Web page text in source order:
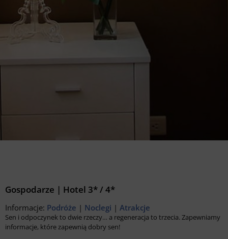
Gospodarze | Hotel 3* / 4*
Informacje: Podróże | Noclegi | Atrakcje
Sen i odpoczynek to dwie rzeczy… a regeneracja to trzecia. Zapewniamy
informacje, które zapewnią dobry sen!